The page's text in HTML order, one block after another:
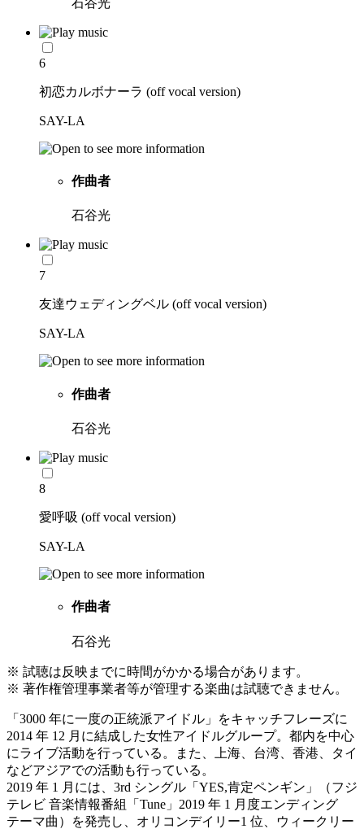
石谷光
6
初恋カルボナーラ (off vocal version)
SAY-LA
作曲者
石谷光
7
友達ウェディングベル (off vocal version)
SAY-LA
作曲者
石谷光
8
愛呼吸 (off vocal version)
SAY-LA
作曲者
石谷光
※ 試聴は反映までに時間がかかる場合があります。
※ 著作権管理事業者等が管理する楽曲は試聴できません。
「3000 年に一度の正統派アイドル」をキャッチフレーズに
2014 年 12 月に結成した女性アイドルグループ。都内を中心
にライブ活動を行っている。また、上海、台湾、香港、タイ
などアジアでの活動も行っている。
2019 年 1 月には、3rd シングル「YES,肯定ペンギン」（フジ
テレビ 音楽情報番組「Tune」2019 年 1 月度エンディング
テーマ曲）を発売し、オリコンデイリー1 位、ウィークリー